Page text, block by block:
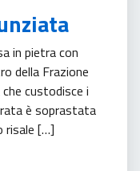
in pietra con
della Frazione
custodisce i
è soprastata
risale […]